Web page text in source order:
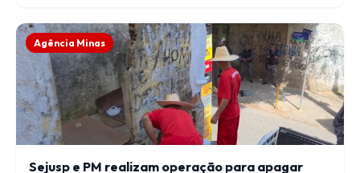
Agência Minas
Sejusp e PM realizam operação para apagar